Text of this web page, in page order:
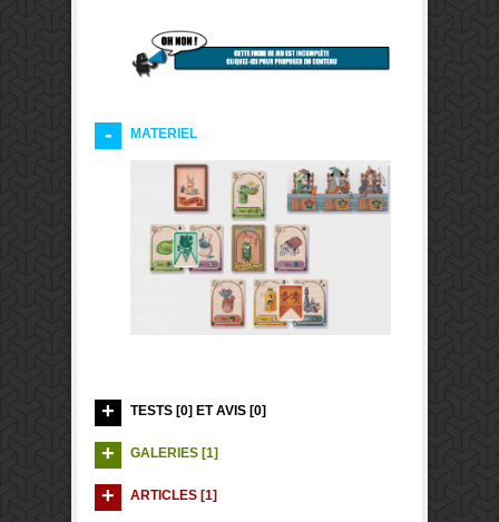
MATERIEL
TESTS [0] ET AVIS [0]
GALERIES [1]
ARTICLES [1]